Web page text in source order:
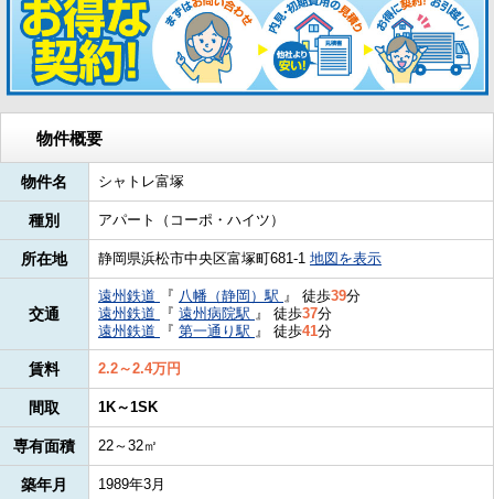
物件概要
物件名 シャトレ富塚
種別 アパート（コーポ・ハイツ）
所在地 静岡県浜松市中央区富塚町681-1 地図を表示
交通
遠州鉄道 『 八幡（静岡）駅 』 徒歩39分
遠州鉄道
『 遠州病院駅 』 徒歩37分
遠州鉄道
『 第一通り駅 』 徒歩41分
賃料 2.2～2.4万円
間取 1K～1SK
専有面積 22～32㎡
築年月 1989年3月